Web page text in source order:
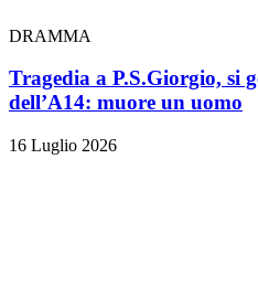
DRAMMA
Tragedia a P.S.Giorgio, si
dell’A14: muore un uomo
16 Luglio 2026